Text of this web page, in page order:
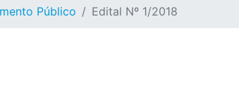
Público Edital Nº 1/2018